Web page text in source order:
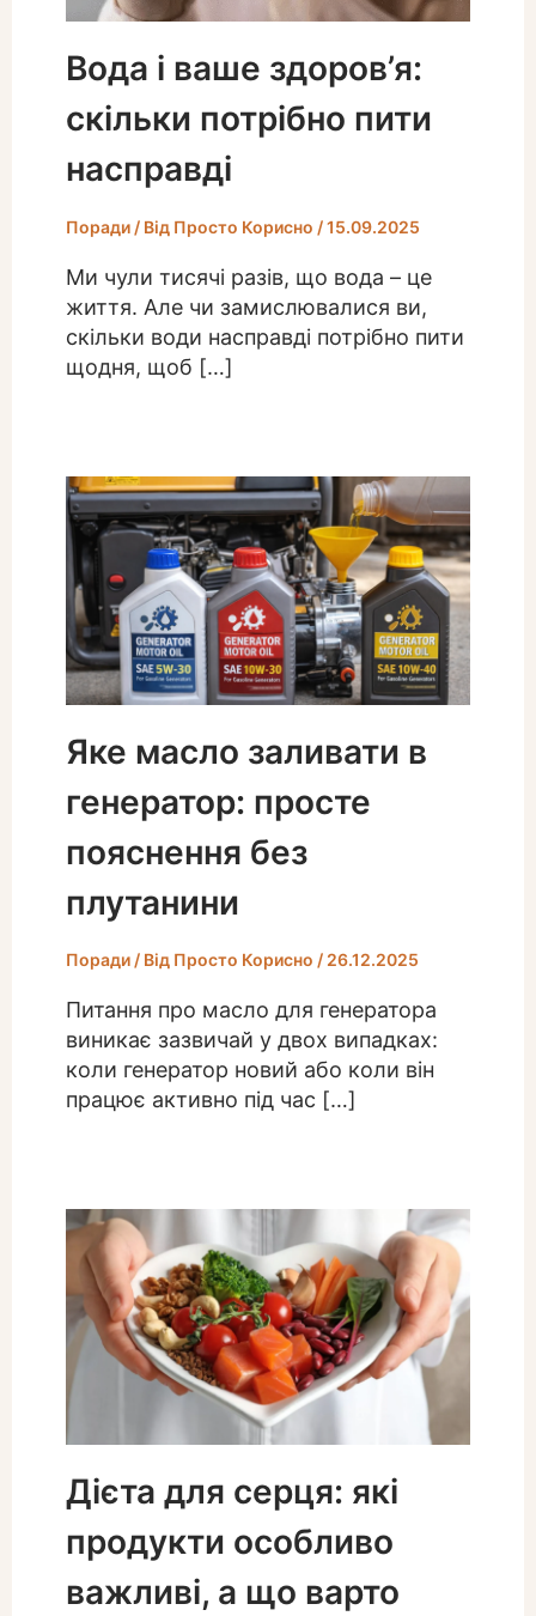
Вода і ваше здоров’я:
скільки потрібно пити
насправді
Поради/ Від Просто Корисно /15.09.2025
Ми чули тисячі разів, що вода – це
життя. Але чи замислювалися ви,
скільки води насправді потрібно пити
щодня, щоб […]
Яке масло заливати в
генератор: просте
пояснення без
плутанини
Поради/ Від Просто Корисно / 26.12.2025
Питання про масло для генератора
виникає зазвичай у двох випадках:
коли генератор новий або коли він
працює активно під час […]
Дієта для серця: які
продукти особливо
важливі, а що варто